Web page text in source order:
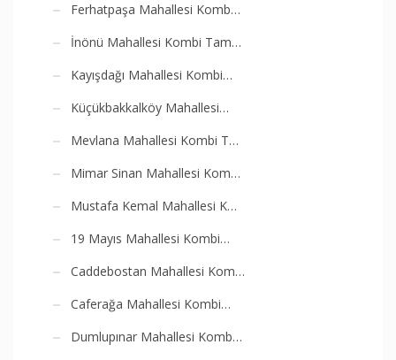
Ferhatpaşa Mahallesi Komb…
İnönü Mahallesi Kombi Tam…
Kayışdağı Mahallesi Kombi…
Küçükbakkalköy Mahallesi…
Mevlana Mahallesi Kombi T…
Mimar Sinan Mahallesi Kom…
Mustafa Kemal Mahallesi K…
19 Mayıs Mahallesi Kombi…
Caddebostan Mahallesi Kom…
Caferağa Mahallesi Kombi…
Dumlupınar Mahallesi Komb…